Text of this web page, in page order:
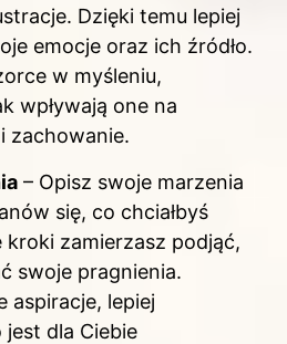
Dzięki temu lepiej
emocje oraz ich źródło.
w myśleniu,
wpływają one na
zachowanie.
– Opisz swoje marzenia
się, co chciałbyś
kroki zamierzasz podjąć,
swoje pragnienia.
aspiracje, lepiej
dla Ciebie